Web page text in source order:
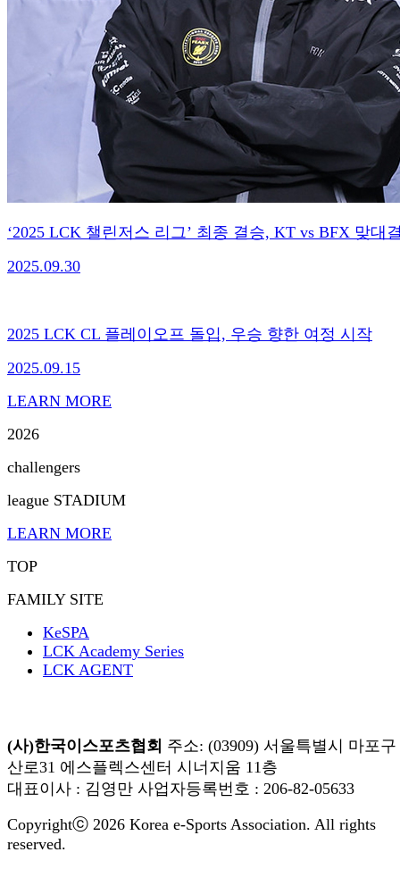
‘2025 LCK 챌린저스 리그’ 최종 결승, KT vs BFX 맞대
2025.09.30
2025 LCK CL 플레이오프 돌입, 우승 향한 여정 시작
2025.09.15
LEARN MORE
2026
challengers
league STADIUM
LEARN MORE
TOP
FAMILY SITE
KeSPA
LCK Academy Series
LCK AGENT
(사)한국이스포츠협회 주소: (03909) 서울특별시 마포
산로31 에스플렉스센터 시너지움 11층
대표이사 : 김영만 사업자등록번호 : 206-82-05633
Copyrightⓒ 2026 Korea e-Sports Association. All rights
reserved.